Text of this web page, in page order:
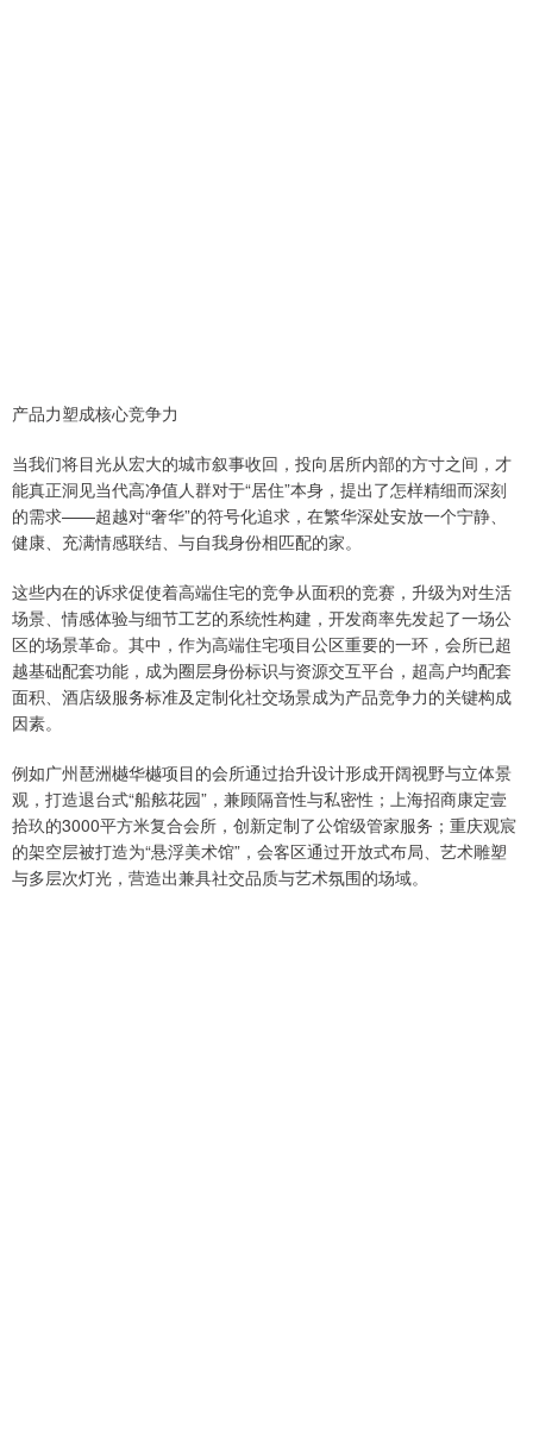
产品力塑成核心竞争力
当我们将目光从宏大的城市叙事收回，投向居所内部的方寸之间，才
能真正洞见当代高净值人群对于“居住”本身，提出了怎样精细而深刻
的需求——超越对“奢华”的符号化追求，在繁华深处安放一个宁静、
健康、充满情感联结、与自我身份相匹配的家。
这些内在的诉求促使着高端住宅的竞争从面积的竞赛，升级为对生活
场景、情感体验与细节工艺的系统性构建，开发商率先发起了一场公
区的场景革命。其中，作为高端住宅项目公区重要的一环，会所已超
越基础配套功能，成为圈层身份标识与资源交互平台，超高户均配套
面积、酒店级服务标准及定制化社交场景成为产品竞争力的关键构成
因素。
例如广州琶洲樾华樾项目的会所通过抬升设计形成开阔视野与立体景
观，打造退台式“船舷花园”，兼顾隔音性与私密性；上海招商康定壹
拾玖的3000平方米复合会所，创新定制了公馆级管家服务；重庆观宸
的架空层被打造为“悬浮美术馆”，会客区通过开放式布局、艺术雕塑
与多层次灯光，营造出兼具社交品质与艺术氛围的场域。